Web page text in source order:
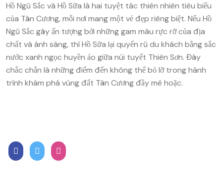
Hồ Ngũ Sắc và Hồ Sữa là hai tuyệt tác thiên nhiên tiêu biểu
của Tân Cương, mỗi nơi mang một vẻ đẹp riêng biệt. Nếu Hồ
Ngũ Sắc gây ấn tượng bởi những gam màu rực rỡ của địa
chất và ánh sáng, thì Hồ Sữa lại quyến rũ du khách bằng sắc
nước xanh ngọc huyền ảo giữa núi tuyết Thiên Sơn. Đây
chắc chắn là những điểm đến không thể bỏ lỡ trong hành
trình khám phá vùng đất Tân Cương đầy mê hoặc.